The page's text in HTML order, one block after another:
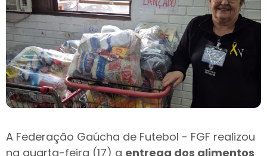
A Federação Gaúcha de Futebol - FGF realizou
na quarta-feira (17) a entrega dos alimentos